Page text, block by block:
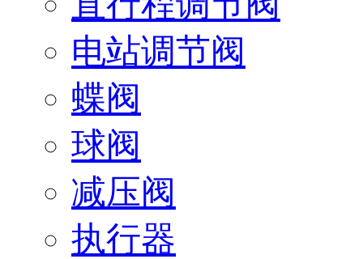
电站调节阀
蝶阀
球阀
减压阀
执行器